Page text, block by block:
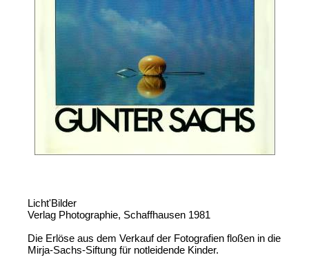
Licht'Bilder
Verlag Photographie, Schaffhausen 1981
Die Erlöse aus dem Verkauf der Fotografien floßen in die
Mirja-Sachs-Siftung für notleidende Kinder.